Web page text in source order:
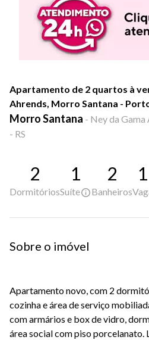
Apartamento de 2 quartos à
Ahrends, Morro Santana -
Morro Santana - Ney da
- RS
2
Dormitórios
1
Suíte
2
Banheiros
1
Sobre o imóvel
Apartamento novo, com 2
cozinha e área de serviço
com armários e box de vidro,
área social com piso porcelanato.